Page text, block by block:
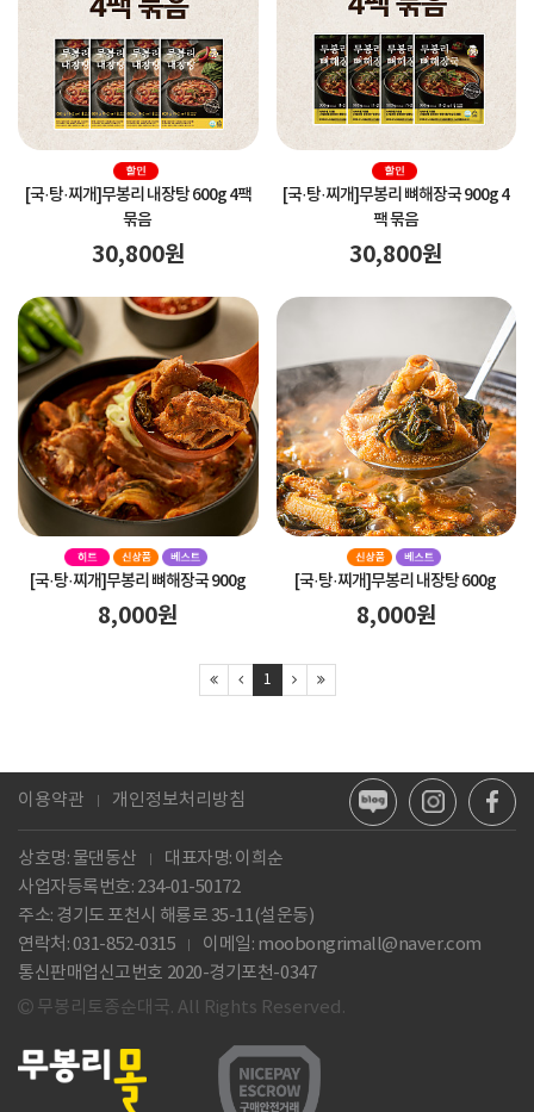
[국·탕·찌개]무봉리 내장탕 600g 4팩
묶음
30,800원
[국·탕·찌개]무봉리 뼈해장국 900g 4
팩 묶음
30,800원
[국·탕·찌개]무봉리 뼈해장국 900g
8,000원
[국·탕·찌개]무봉리 내장탕 600g
8,000원
1
이용약관 개인정보처리방침
상호명: 물댄동산
대표자명: 이희순
사업자등록번호: 234-01-50172
주소: 경기도 포천시 해룡로 35-11(설운동)
연락처: 031-852-0315
이메일: moobongrimall@naver.com
통신판매업신고번호 2020-경기포천-0347
무봉리토종순대국. All Rights Reserved.